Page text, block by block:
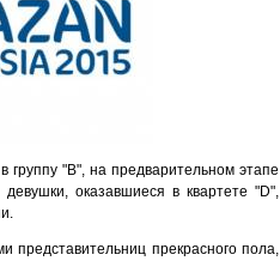
"B", на предварительном этапе
оказавшиеся в квартете "D",
представительниц прекрасного пола,